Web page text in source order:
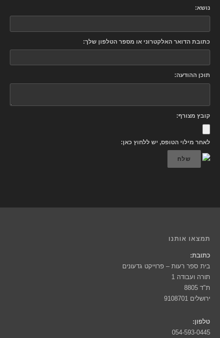
נושא:
כתובת הדואר האלקטרוני או מספר הטלפון שלך:
תוכן ההודעה:
קובץ מצורף:
לאחר מילוי הטופס, יש ללחוץ כאן:
שלח
תמצאו אותנו
כתובת:
בית ספר רעות – פרוייקט גדעונים
תורה ועבודה 1
ת"ד 8805
ירושלים 9108701
טלפון:
054-593-0445